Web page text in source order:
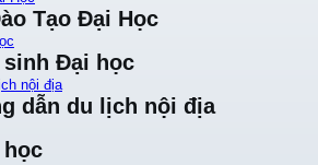
Tạo Đại Học
Đại học
nội địa
dẫn du lịch nội địa